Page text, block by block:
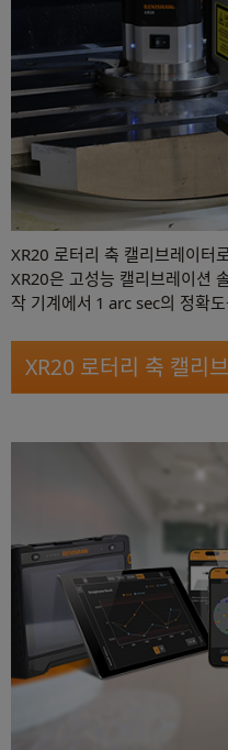
XR20 로터리 축 캘리브레이터
XR20은 고성능 캘리브레이션
작 기계에서 1 arc sec의 정확
XR20 로터리 축 캘리